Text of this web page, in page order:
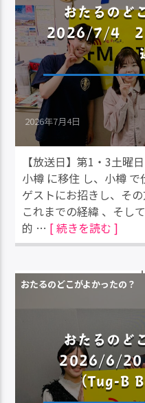
おたるのど
2026/7/4
2026年7月4日
【放送日】第1・3土曜
小樽 に移住 し、小樽
ゲストにお招きし、そ
これまでの経緯 、そし
的 … [ 続きを読む ]
おたるのどこがよかったの？
おたるのど
2026/6/20
（Tug-B